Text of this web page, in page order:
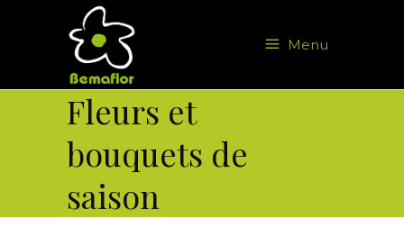
Menu
Fleurs et
bouquets de
saison